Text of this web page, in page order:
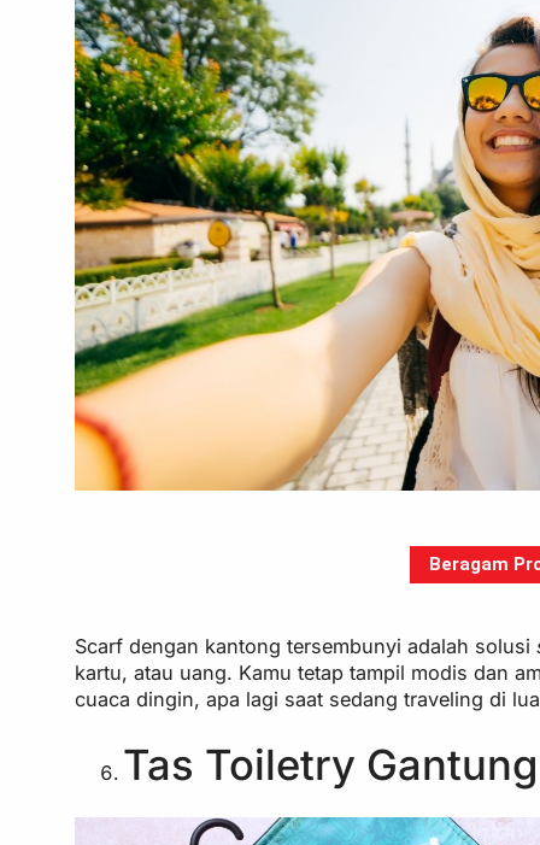
Beragam
Scarf dengan kantong tersembunyi adalah solusi
kartu, atau uang. Kamu tetap tampil modis dan
cuaca dingin, apa lagi saat sedang traveling di
Tas Toiletry